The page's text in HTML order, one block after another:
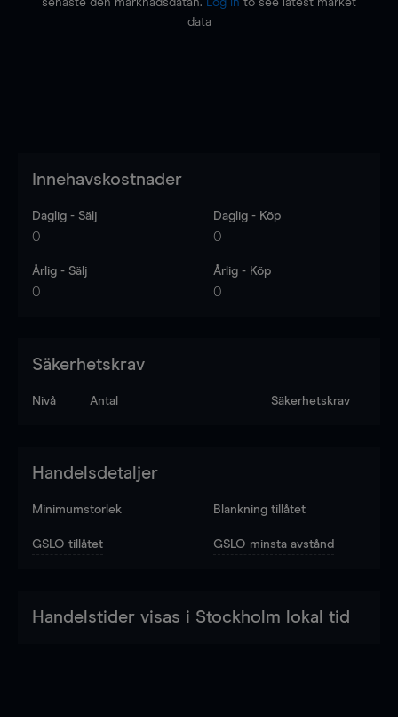
data
Innehavskostnader
Daglig - Sälj
0
Daglig - Köp
0
Årlig - Sälj
0
Årlig - Köp
0
Säkerhetskrav
Nivå Antal Säkerhetskrav
Handelsdetaljer
Minimumstorlek Blankning tillåtet
GSLO tillåtet GSLO minsta avstånd
Handelstider visas i Stockholm lokal tid